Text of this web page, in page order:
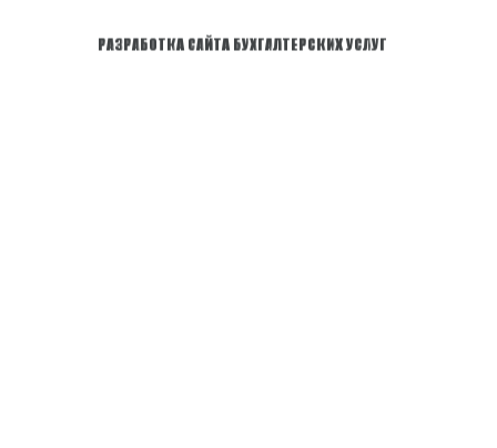
РАЗРАБОТКАСАЙТАБУХГАЛТЕРСКИХУСЛУГ